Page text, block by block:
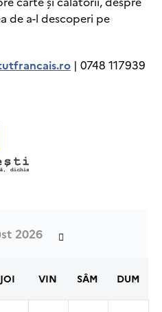
de a-l descoperi pe
| 0748 117939
2026
JOI VIN SÂM DUM